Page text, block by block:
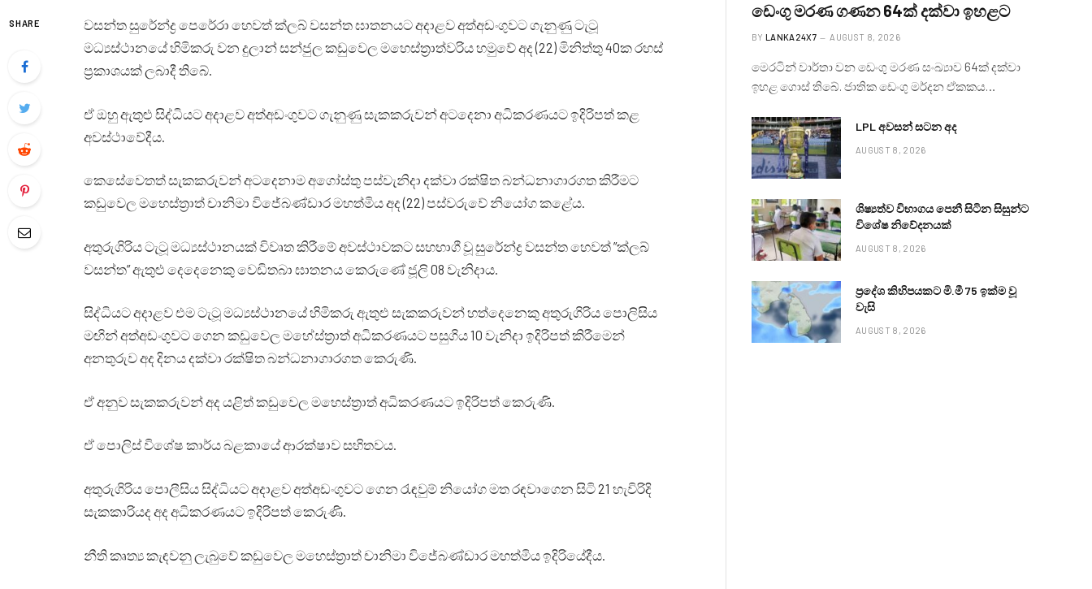
SHARE
වසන්ත සුරේන්ද්‍ර පෙරේරා හෙවත් ක්ලබ් වසන්ත ඝාතනයට අදාළව අත්අඩංගුවට ගැනුණු ටැටූ
මධ්‍යස්ථානයේ හිමිකරු වන දුලාන් සන්ජුල කඩුවෙල මහෙස්ත්‍රාත්වරිය හමුවේ අද (22) මිනිත්තු 40ක රහස්
ප්‍රකාශයක් ලබාදී තිබේ.
ඒ ඔහු ඇතුළු සිද්ධියට අදාළව අත්අඩංගුවට ගැනුණු සැකකරුවන් අටදෙනා අධිකරණයට ඉදිරිපත් කළ
අවස්ථාවේදීය.
කෙසේවෙතත් සැකකරුවන් අටදෙනාම අගෝස්තු පස්වැනිදා දක්වා රක්ෂිත බන්ධනාගාරගත කිරීමට
කඩුවෙල මහෙස්ත්‍රාත් චානිමා විජේබණ්ඩාර මහත්මිය අද (22) පස්වරුවේ නියෝග කළේය.
අතුරුගිරිය ටැටූ මධ්‍යස්ථානයක් විවෘත කිරීමේ අවස්ථාවකට සහභාගී වූ සුරේන්ද්‍ර වසන්ත හෙවත් ”ක්ලබ්
වසන්ත” ඇතුළු දෙදෙනෙකු වෙඩිතබා ඝාතනය කෙරුණේ ජූලි 08 වැනිදාය.
සිද්ධියට අදාළව එම ටැටූ මධ්‍යස්ථානයේ හිමිකරු ඇතුළු සැකකරුවන් හත්දෙනෙකු අතුරුගිරිය පොලිසිය
මඟින් අත්අඩංගුවට ගෙන කඩුවෙල මහේස්ත්‍රාත් අධිකරණයට පසුගිය 10 වැනිදා ඉදිරිපත් කිරීමෙන්
අනතුරුව අද දිනය දක්වා රක්ෂිත බන්ධනාගාරගත කෙරුණි.
ඒ අනුව සැකකරුවන් අද යළිත් කඩුවෙල මහෙස්ත්‍රාත් අධිකරණයට ඉදිරිපත් කෙරුණි.
ඒ පොලිස් විශේෂ කාර්ය බළකායේ ආරක්ෂාව සහිතවය.
අතුරුගිරිය පොලීසිය සිද්ධියට අදාළව අත්අඩංගුවට ගෙන රැඳවුම් නියෝග මත රඳවාගෙන සිටි 21 හැවිරිදි
සැකකාරියද අද අධිකරණයට ඉදිරිපත් කෙරුණි.
නීති කෘත්‍ය කැඳවනු ලැබුවේ කඩුවෙල මහෙස්ත්‍රාත් චානිමා විජේබණ්ඩාර මහත්මිය ඉදිරියේදීය.
ඩෙංගු මරණ ගණන 64ක් දක්වා ඉහළට
BY LANKA24X7 AUGUST 8, 2026
මෙරටින් වාර්තා වන ඩෙංගු මරණ සංඛ්‍යාව 64ක් දක්වා
ඉහළ ගොස් තිබේ. ජාතික ඩෙංගු මර්දන ඒකකය…
LPL අවසන් සටන අද
AUGUST 8, 2026
ශිෂ්‍යත්ව විභාගය පෙනී සිටින සිසුන්ට
විශේෂ නිවේදනයක්
AUGUST 8, 2026
ප්‍රදේශ කිහිපයකට මි.මී 75 ඉක්ම වූ
වැසි
AUGUST 8, 2026